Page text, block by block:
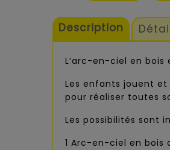
Description
L’arc-en-ciel en bois
Les enfants jouent
pour réaliser toutes
Les possibilités sont
1 Arc-en-ciel en bois